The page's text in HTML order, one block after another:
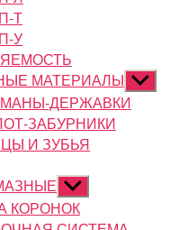
Т
У
МАТЕРИАЛЫ
подменю
ДЕРЖАВКИ
ЗАБУРНИКИ
И ЗУБЬЯ
Показывать
подменю
КОРОНОК